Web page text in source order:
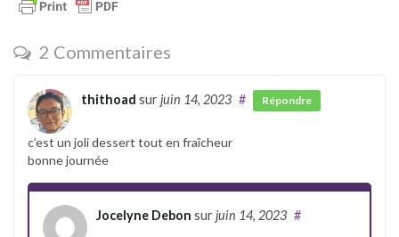
2 Commentaires
thithoad sur juin 14, 2023 # Répondre
c’est un joli dessert tout en fraîcheur
bonne journée
Jocelyne Debon sur juin 14, 2023 #